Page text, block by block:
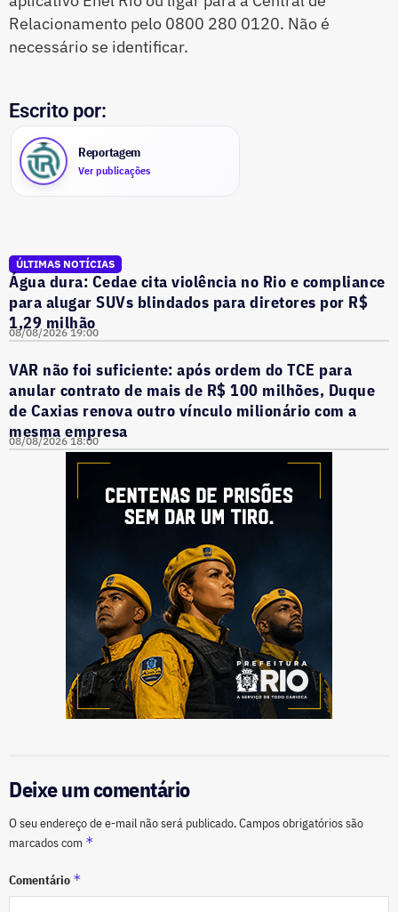
Relacionamento pelo 0800 280 0120. Não é
necessário se identificar.
Escrito por:
Reportagem
Ver publicações
ÚLTIMAS NOTÍCIAS
Água dura: Cedae cita violência no Rio e compliance
para alugar SUVs blindados para diretores por R$
1,29 milhão
08/08/2026 19:00
VAR não foi suficiente: após ordem do TCE para
anular contrato de mais de R$ 100 milhões, Duque
de Caxias renova outro vínculo milionário com a
mesma empresa
08/08/2026 18:00
Deixe um comentário
O seu endereço de e-mail não será publicado.Campos obrigatórios são
marcados com *
Comentário *